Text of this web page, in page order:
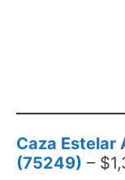
Caza Estelar
(75249) –